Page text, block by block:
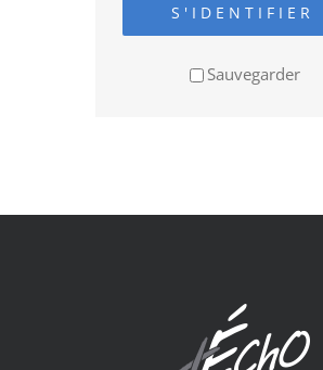
S'IDENTIFIER
Sauvegarder